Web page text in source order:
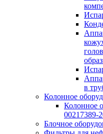
в
Колонное
Колонное
00217389-
Блочное